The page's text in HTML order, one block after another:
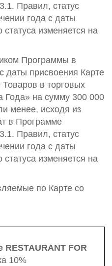
Правил, статус
года с даты
статуса изменяется на
Программы в
даты присвоения Карте
в торговых
Года» на сумму 300 000
менее, исходя из
в Программе
Правил, статус
года с даты
статуса изменяется на
по Карте со
RESTAURANT FOR
10%